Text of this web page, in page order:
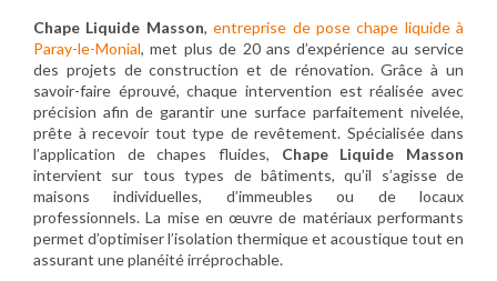
Chape Liquide Masson,entreprise de pose chape liquide à
Paray-le-Monial, met plus de 20 ans d’expérience au service
des projets de construction et de rénovation. Grâce à un
savoir-faire éprouvé, chaque intervention est réalisée avec
précision afin de garantir une surface parfaitement nivelée,
prête à recevoir tout type de revêtement. Spécialisée dans
l’application de chapes fluides, Chape Liquide Masson
intervient sur tous types de bâtiments, qu’il s’agisse de
maisons individuelles, d’immeubles ou de locaux
professionnels. La mise en œuvre de matériaux performants
permet d’optimiser l’isolation thermique et acoustique tout en
assurant une planéité irréprochable.